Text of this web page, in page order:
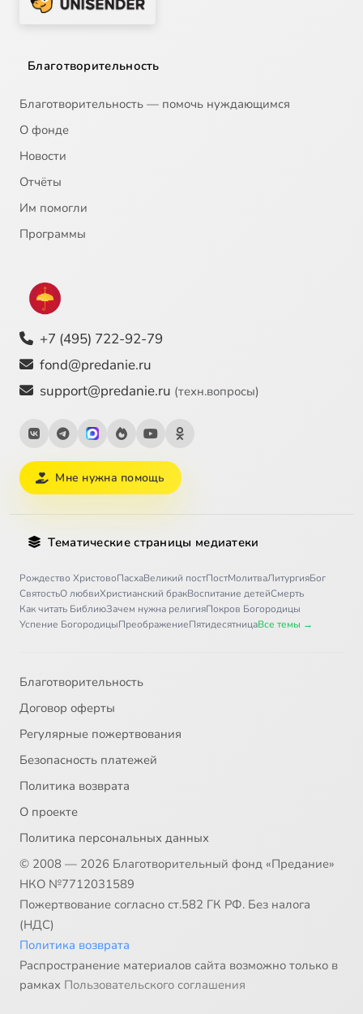
Благотворительность
Благотворительность — помочь нуждающимся
О фонде
Новости
Отчёты
Им помогли
Программы
+7 (495) 722-92-79
fond@predanie.ru
support@predanie.ru (техн.вопросы)
Мне нужна помощь
Тематические страницы медиатеки
Рождество ХристовоПасхаВеликий постПостМолитваЛитургияБог
СвятостьО любвиХристианский бракВоспитание детейСмерть
Как читать БиблиюЗачем нужна религияПокров Богородицы
Успение БогородицыПреображениеПятидесятницаВсе темы →
Благотворительность
Договор оферты
Регулярные пожертвования
Безопасность платежей
Политика возврата
О проекте
Политика персональных данных
© 2008 — 2026 Благотворительный фонд «Предание»
НКО №7712031589
Пожертвование согласно ст.582 ГК РФ. Без налога
(НДС)
Политика возврата
Распространение материалов сайта возможно только в
рамках Пользовательского соглашения